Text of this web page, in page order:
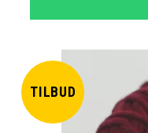
TILBUD